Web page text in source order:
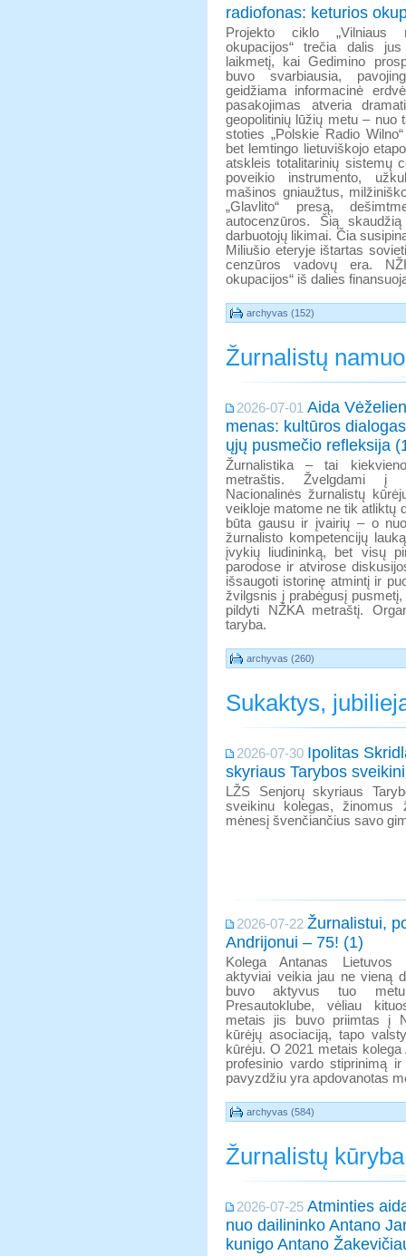
radiofonas: keturios
Projekto ciklo „Vilniaus
okupacijos“ trečia dalis
laikmetį, kai Gedimino
buvo svarbiausia,
geidžiama informacinė
pasakojimas atveria
geopolitinių lūžių metu – nuo
stoties „Polskie Radio
bet lemtingo lietuviškojo
atskleis totalitarinių sistemų
poveikio instrumento,
mašinos gniaužtus,
„Glavlito“ presą,
autocenzūros. Šią
darbuotojų likimai. Čia
Miliušio eteryje ištartas
cenzūros vadovų era.
okupacijos“ iš dalies
archyvas (152)
Žurnalistų
2026-07-01 Aida
menas: kultūros
ųjų pusmečio refleksija
Žurnalistika – tai
metraštis. Žvelgdami į
Nacionalinės žurnalistų
veikloje matome ne tik atliktų
būta gausu ir įvairių – o
žurnalisto kompetencijų
įvykių liudininką, bet visų
parodose ir atvirose
išsaugoti istorinę atmintį ir
žvilgsnis į prabėgusį
pildyti NŽKA metraštį.
taryba.
archyvas (260)
Sukaktys,
2026-07-30 Ipolitas
skyriaus Tarybos
LŽS Senjorų skyriaus
sveikinu kolegas, žinomus
mėnesį švenčiančius savo
2026-07-22 Žurnalistui,
Andrijonui – 75! (1)
Kolega Antanas Lietuvos
aktyviai veikia jau ne vieną
buvo aktyvus tuo
Presautoklube, vėliau
metais jis buvo priimtas į
kūrėjų asociaciją, tapo
kūrėju. O 2021 metais
profesinio vardo stiprinimą
pavyzdžiu yra apdovanotas
archyvas (584)
Žurnalistų kūryba
2026-07-25 Atminties
nuo dailininko Antano
kunigo Antano